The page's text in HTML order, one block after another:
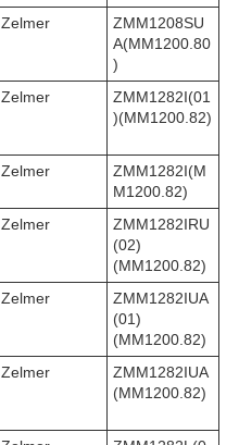
Zelmer
ZMM1208SU
A(MM1200.80
)
Zelmer
ZMM1282I(01
)(MM1200.82)
Zelmer
ZMM1282I(M
M1200.82)
Zelmer
ZMM1282IRU
(02)
(MM1200.82)
Zelmer
ZMM1282IUA
(01)
(MM1200.82)
Zelmer
ZMM1282IUA
(MM1200.82)